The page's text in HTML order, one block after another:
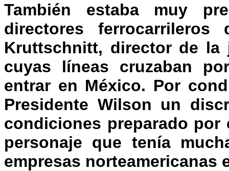
También estaba muy
directores
Kruttschnitt, director de la
cuyas líneas cruzaban
entrar en México. Por
Presidente Wilson un
condiciones preparado por
personaje que tenía
empresas norteamericanas